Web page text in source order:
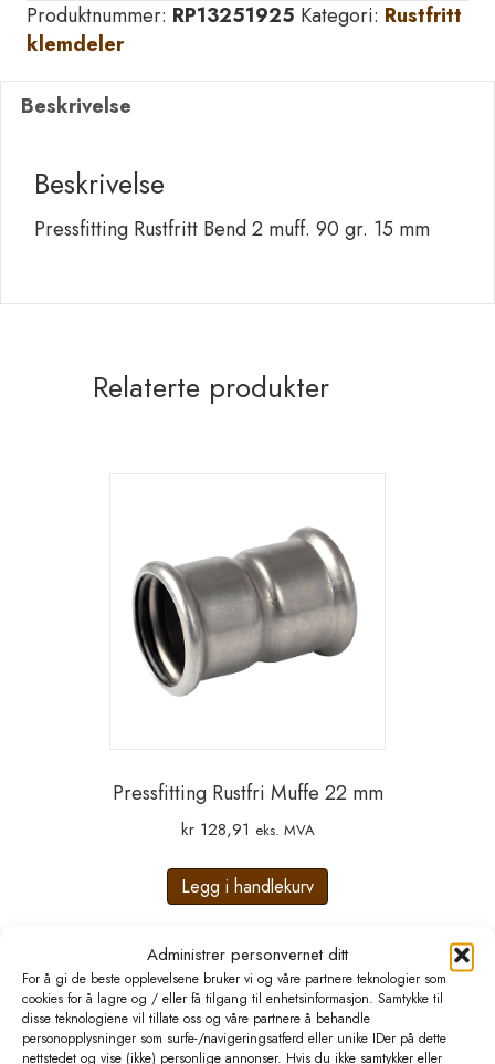
Administrer personvernet ditt
For å gi de beste opplevelsene bruker vi og våre partnere teknologier som
cookies for å lagre og / eller få tilgang til enhetsinformasjon. Samtykke til
disse teknologiene vil tillate oss og våre partnere å behandle
personopplysninger som surfe-/navigeringsatferd eller unike IDer på dette
nettstedet og vise (ikke) personlige annonser. Hvis du ikke samtykker eller
2
muff.
90
gr.
antall
Produktnummer: RP13251925 Kategori: Rustfritt
klemdeler
Beskrivelse
Beskrivelse
Pressfitting Rustfritt Bend 2 muff. 90 gr. 15 mm
Relaterte produkter
Pressfitting Rustfri Muffe 22 mm
kr128,91 eks. MVA
Legg i handlekurv